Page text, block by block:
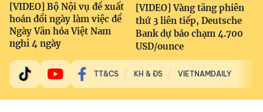
[VIDEO] Bộ Nội vụ đề xuất
hoán đổi ngày làm việc để
Ngày Văn hóa Việt Nam
nghỉ 4 ngày
[VIDEO] Vàng tăng phiên
thứ 3 liên tiếp, Deutsche
Bank dự báo chạm 4.700
USD/ounce
TT&CS KH & ĐS VIETNAMDAILY